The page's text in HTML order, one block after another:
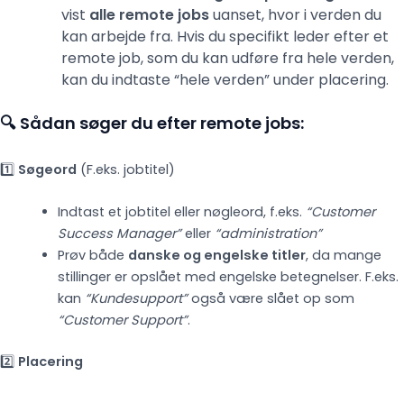
vist alle remote jobsuanset, hvor i verden du
kan arbejde fra. Hvis du specifikt leder efter et
remote job, som du kan udføre fra hele verden,
kan du indtaste “hele verden” under placering.
🔍 Sådan søger du efter remote jobs:
1️⃣ Søgeord (F.eks. jobtitel)
Indtast et jobtitel eller nøgleord, f.eks. “Customer
Success Manager”eller“administration”
Prøv både danske og engelske titler, da mange
stillinger er opslået med engelske betegnelser. F.eks.
kan “Kundesupport”også være slået op som
“Customer Support”.
2️⃣ Placering